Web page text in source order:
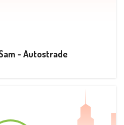
- Autostrade